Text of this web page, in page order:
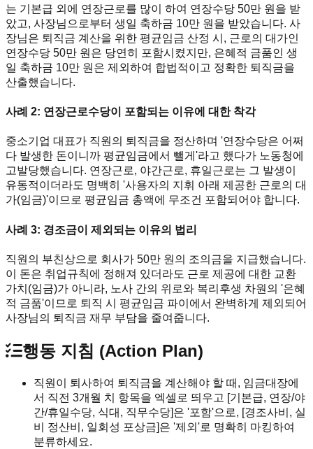
는 기본급 외에 연장근로를 많이 하여 연장수당 50만 원을 받
았고, 사장님으로부터 생일 축하금 10만 원을 받았습니다. 사
장님은 퇴직금 계산을 위한 평균임금 산정 시, 근로의 대가인
연장수당 50만 원은 당연히 포함시켰지만, 은혜적 금품인 생
일 축하금 10만 원은 제외하여 합법적이고 정확한 퇴직금을
산출했습니다.
사례 2: 연장근로수당이 포함되는 이유에 대한 착각
중소기업 대표가 직원의 퇴직금을 정산하며 '연장수당은 어쩌
다 발생한 돈이니까 평균임금에서 뺄게'라고 했다가 노동청에
고발당했습니다. 연장근로, 야간근로, 휴일근로는 그 발생이
유동적이더라도 명백히 '사용자의 지휘 아래 제공한 근로의 대
가(임금)'이므로 평균임금 총액에 무조건 포함되어야 합니다.
사례 3: 경조금이 제외되는 이유의 법리
직원의 부친상으로 회사가 50만 원의 조의금을 지급했습니다.
이 돈은 취업규칙에 정해져 있더라도 근로 제공에 대한 교환
가치(임금)가 아니라, 노사 간의 위로와 복리후생 차원의 '은혜
적 금품'이므로 퇴직 시 평균임금 파이에서 완벽하게 제외되어
사장님의 퇴직금 재무 부담을 줄여줍니다.
행동 지침 (Action Plan)
직원이 퇴사하여 퇴직금을 계산해야 할 때, 임금대장에
서 직전 3개월 치 항목을 엑셀로 띄우고 [기본급, 연장/야
간/휴일수당, 식대, 직무수당]은 '포함'으로, [경조사비, 실
비 정산비, 일회성 포상금]은 '제외'로 명확히 마킹하여
분류하세요.